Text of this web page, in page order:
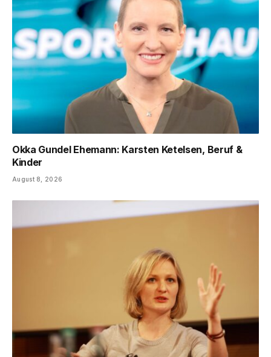
Okka Gundel Ehemann: Karsten Ketelsen, Beruf &
Kinder
August 8, 2026